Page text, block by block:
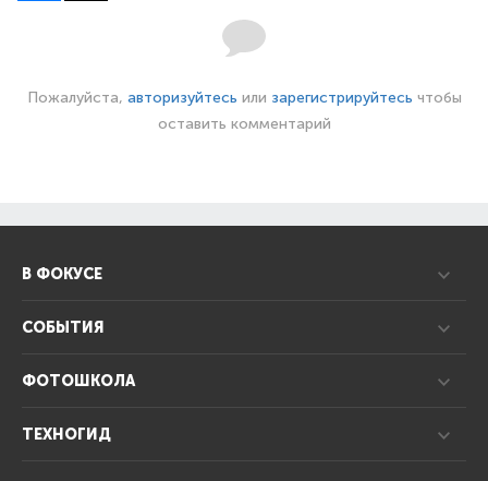
Пожалуйста, авторизуйтесь или зарегистрируйтесь чтобы
оставить комментарий
В ФОКУСЕ
СОБЫТИЯ
ФОТОШКОЛА
ТЕХНОГИД